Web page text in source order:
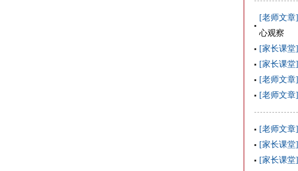
[老师文章]
心观察
[家长课堂]
[家长课堂]
[老师文章]
[老师文章]
[老师文章]
[家长课堂]
[家长课堂]